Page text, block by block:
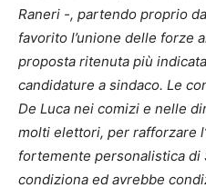
Raneri -, partendo proprio
favorito l’unione delle forze
proposta ritenuta più
candidature a sindaco. Le
De Luca nei comizi e nelle
molti elettori, per rafforzare
fortemente personalistica di
condiziona ed avrebbe